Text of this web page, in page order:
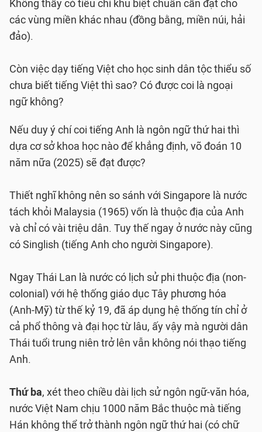
Không thấy có tiêu chí khu biệt chuẩn cần đạt cho
các vùng miền khác nhau (đồng bằng, miền núi, hải
đảo).
Còn việc dạy tiếng Việt cho học sinh dân tộc thiểu số
chưa biết tiếng Việt thì sao? Có được coi là ngoại
ngữ không?
Nếu duy ý chí coi tiếng Anh là ngôn ngữ thứ hai thì
dựa cơ sở khoa học nào để khẳng định, võ đoán 10
năm nữa (2025) sẽ đạt được?
Thiết nghĩ không nên so sánh với Singapore là nước
tách khỏi Malaysia (1965) vốn là thuộc địa của Anh
và chỉ có vài triệu dân. Tuy thế ngay ở nước này cũng
có Singlish (tiếng Anh cho người Singapore).
Ngay Thái Lan là nước có lịch sử phi thuộc địa (non-
colonial) với hệ thống giáo dục Tây phương hóa
(Anh-Mỹ) từ thế kỷ 19, đã áp dụng hệ thống tín chỉ ở
cả phổ thông và đại học từ lâu, ấy vậy mà người dân
Thái tuổi trung niên trở lên vẫn không nói thạo tiếng
Anh.
Thứ ba, xét theo chiều dài lịch sử ngôn ngữ-văn hóa,
nước Việt Nam chịu 1000 năm Bắc thuộc mà tiếng
Hán không thể trở thành ngôn ngữ thứ hai (có chữ